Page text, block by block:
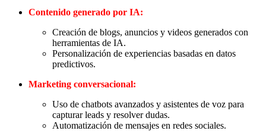
Contenido generado por IA:
Creación de blogs, anuncios y videos generados con
herramientas de IA.
Personalización de experiencias basadas en datos
predictivos.
Marketing conversacional:
Uso de chatbots avanzados y asistentes de voz para
capturar leads y resolver dudas.
Automatización de mensajes en redes sociales.